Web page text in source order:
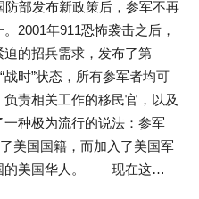
部发布新政策后，参军不再
2001年911恐怖袭击之后，
的招兵需求，发布了第
时”状态，所有参军者均可
责相关工作的移民官，以及
种极为流行的说法：参军
美国国籍，而加入了美国军
国的美国华人。 现在这…